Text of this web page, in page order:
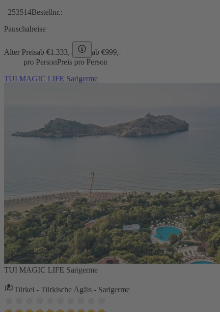
253514Bestellnr.:
Pauschalreise
Alter Preisab €1.333,- ab €999,-
pro PersonPreis pro Person
TUI MAGIC LIFE Sarigerme
TUI MAGIC LIFE Sarigerme
Türkei - Türkische Ägäis - Sarigerme